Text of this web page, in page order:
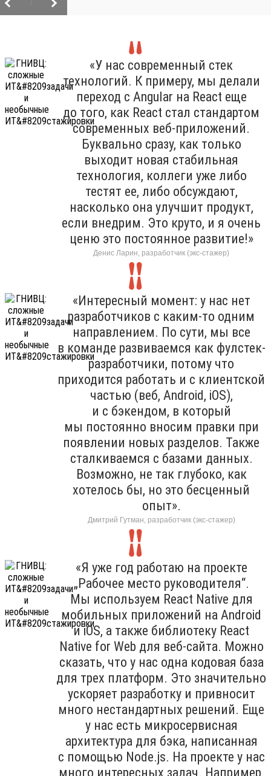
«У нас современный стек
технологий. К примеру, мы делали
переход с Angular на React еще
до того, как React стал стандартом
современных веб-приложений.
Буквально сразу, как только
выходит новая стабильная
технология, коллеги уже либо
тестят ее, либо обсуждают,
насколько она улучшит продукт,
если внедрим. Это круто, и я очень
ценю это постоянное развитие!»
Денис Ларин, разработчик (экс-стажер)
«Интересный момент: у нас нет
разработчиков с каким-то одним
направлением. По сути, мы все
в команде развиваемся как фулстек-
разработчики, потому что
приходится работать и с клиентской
частью (веб, Android, iOS),
и с бэкендом, в который
мы постоянно вносим правки при
появлении новых разделов. Также
сталкиваемся с базами данных.
Возможно, не так глубоко, как
хотелось бы, но это бесценный
опыт».
Дмитрий Гутман, разработчик (экс-стажер)
«Я уже год работаю на проекте
„Рабочее место руководителя“.
Мы используем React Native для
мобильных приложений на Android
и iOS, а также библиотеку React
Native for Web для веб-сайта. Можно
сказать, что у нас одна кодовая база
для трех платформ. Это значительно
ускоряет разработку и привносит
много нестандартных решений. Еще
у нас есть микросервисная
архитектура для бэка, написанная
с помощью Node.js. На проекте у нас
много интересных задач. Например,